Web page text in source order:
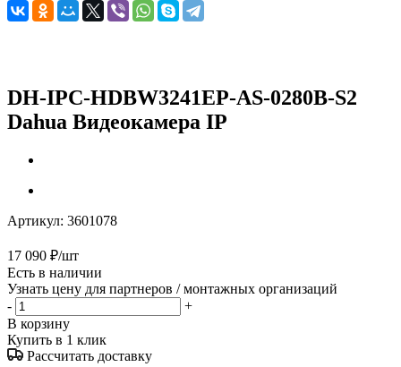
DH-IPC-HDBW3241EP-AS-0280B-S2
Dahua Видеокамера IP
Артикул: 3601078
17 090 ₽/шт
Есть в наличии
Узнать цену для партнеров / монтажных организаций
-
+
В корзину
Купить в 1 клик
Рассчитать доставку